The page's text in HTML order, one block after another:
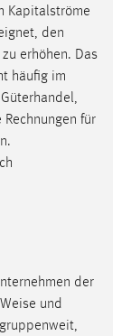
Kapitalströme
den
erhöhen. Das
häufig im
Rechnungen für
der
Weise und